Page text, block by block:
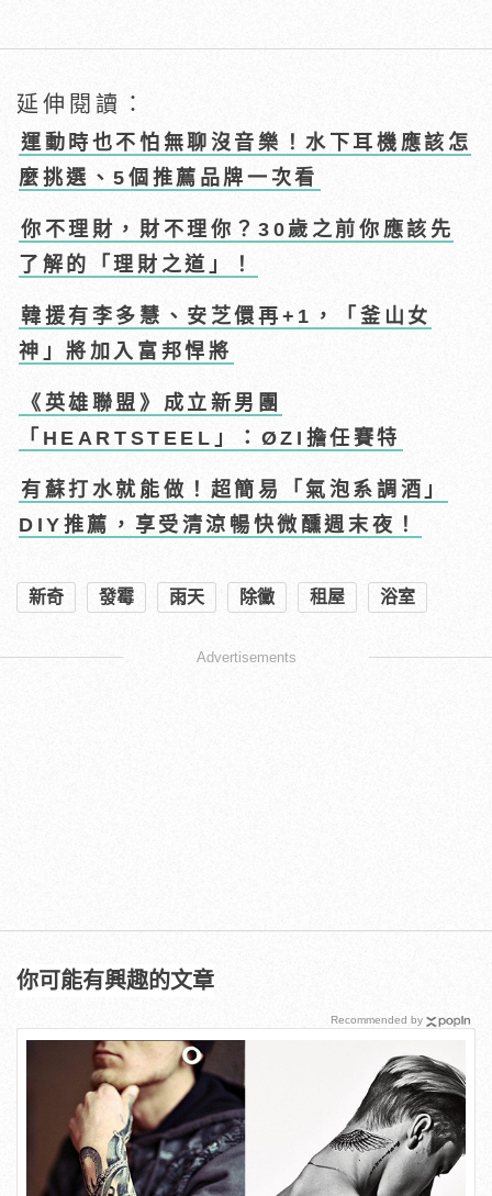
延伸閱讀：
運動時也不怕無聊沒音樂！水下耳機應該怎
麼挑選、5個推薦品牌一次看
你不理財，財不理你？30歲之前你應該先
了解的「理財之道」！
韓援有李多慧、安芝儇再+1，「釜山女
神」將加入富邦悍將
《英雄聯盟》成立新男團
「HEARTSTEEL」：ØZI擔任賽特
有蘇打水就能做！超簡易「氣泡系調酒」
DIY推薦，享受清涼暢快微醺週末夜！
新奇 發霉 雨天 除黴 租屋 浴室
Advertisements
你可能有興趣的文章
Recommended by